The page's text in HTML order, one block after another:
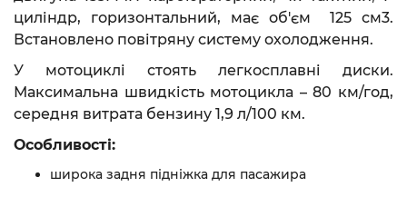
циліндр, горизонтальний, має об'єм 125 см3.
Встановлено повітряну систему охолодження.
У мотоциклі стоять легкосплавні диски.
Максимальна швидкість мотоцикла – 80 км/год,
середня витрата бензину 1,9 л/100 км.
Особливості:
широка задня підніжка для пасажира